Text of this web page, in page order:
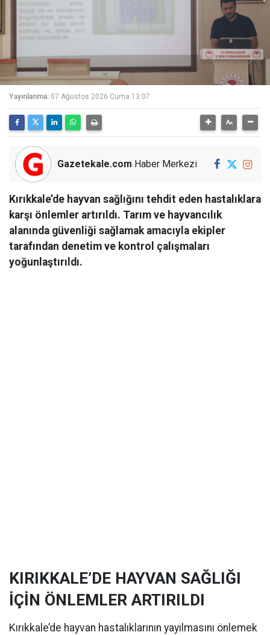
Yayınlanma: 07 Ağustos 2026 Cuma 13:07
Gazetekale.com Haber Merkezi
Kırıkkale’de hayvan sağlığını tehdit eden hastalıklara
karşı önlemler artırıldı. Tarım ve hayvancılık
alanında güvenliği sağlamak amacıyla ekipler
tarafından denetim ve kontrol çalışmaları
yoğunlaştırıldı.
KIRIKKALE’DE HAYVAN SAĞLIĞI
İÇİN ÖNLEMLER ARTIRILDI
Kırıkkale’de hayvan hastalıklarının yayılmasını önlemek